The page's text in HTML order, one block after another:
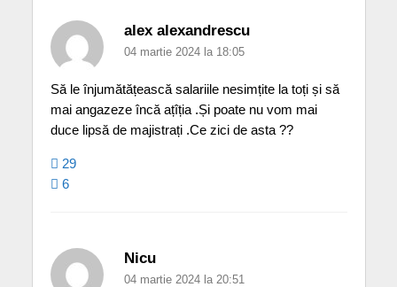
alex alexandrescu
04 martie 2024 la 18:05
Să le înjumătățească salariile nesimțite la toți și să
mai angazeze încă ațîția .Și poate nu vom mai
duce lipsă de majistrați .Ce zici de asta ??
29
6
Nicu
04 martie 2024 la 20:51